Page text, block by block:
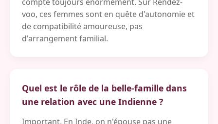
voo, ces femmes sont en quête d'autonomie et
de compatibilité amoureuse, pas
d'arrangement familial.
Quel est le rôle de la belle-famille dans
une relation avec une Indienne ?
Important. En Inde, on n'épouse pas une